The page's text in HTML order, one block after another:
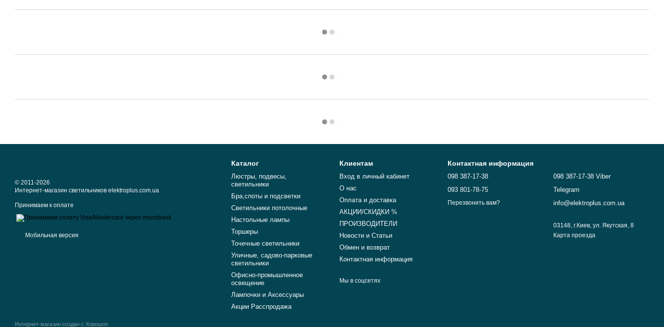
© 2011-2026
Интернет-магазин светильников elektroplus.com.ua
Принимаем к оплате
Мобильная версия
Интернет-магазин создан с Хорошоп
Каталог
Люстры, подвесы,
светильники
Бра,споты и подсветки
Светильники потолочные
Настольные лампы
Торшеры
Точечные светильники
Уличные, садово-парковые
светильники
Офисно-промышленное
освещение
Лампочки и Аксессуары
Акции Расспродажа
Клиентам
Вход в личный кабинет
О нас
Оплата и доставка
АКЦИИ/СКИДКИ %
ПРОИЗВОДИТЕЛИ
Новости и Статьи
Обмен и возврат
Контактная информация
Мы в соцсетях
Контактная информация
098 387-17-38
093 801-78-75
Перезвонить вам?
098 387-17-38 Viber
Telegram
info@elektroplus.com.ua
03148, г.Киев, ул. Якутская, 8
Карта проезда